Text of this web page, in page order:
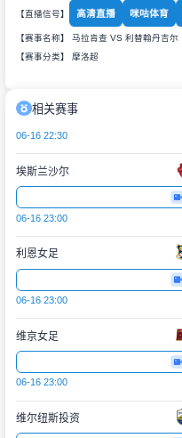
【直播信号】 高清直播 咪咕体育
【赛事名称】 马拉肯查 VS 利替翰丹吉尔
【赛事分类】 摩洛超
相关赛事
06-16 22:30
埃斯兰沙尔
06-16 23:00
利恩女足
06-16 23:00
维京女足
06-16 23:00
维尔纽斯投资